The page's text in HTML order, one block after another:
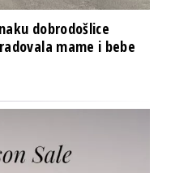
dobrodošlice
mame i bebe